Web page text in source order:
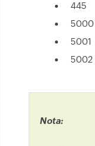
445
5000
5001
5002
Nota: